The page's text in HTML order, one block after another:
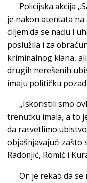
Policijska akcija
je nakon atentata na
ciljem da se nađu i
poslužila i za
kriminalnog klana,
drugih nerešenih
imaju političku
„Iskoristili smo
trenutku imala, a to
da rasvetlimo
objašnjavajući zašto
Radonjić, Romić i
On je rekao da